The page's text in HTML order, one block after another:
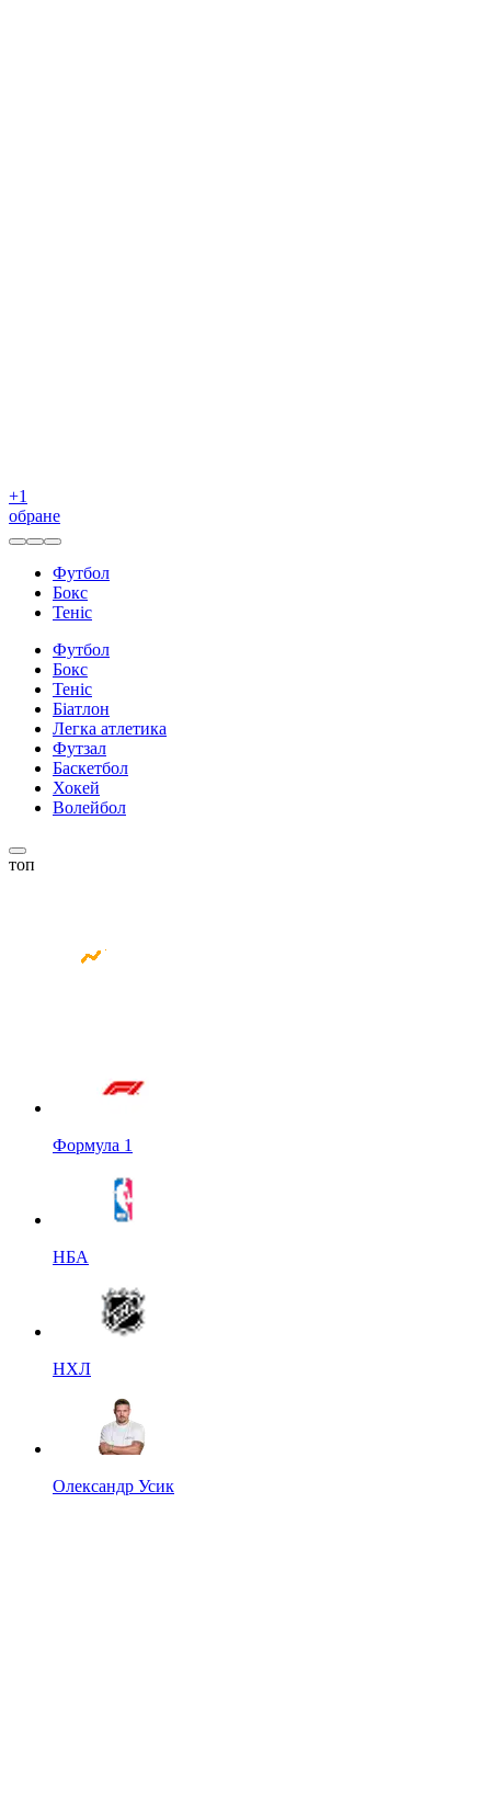
+1
обране
Футбол
Бокс
Теніс
Футбол
Бокс
Теніс
Біатлон
Легка атлетика
Футзал
Баскетбол
Хокей
Волейбол
топ
Формула 1
НБА
НХЛ
Олександр Усик